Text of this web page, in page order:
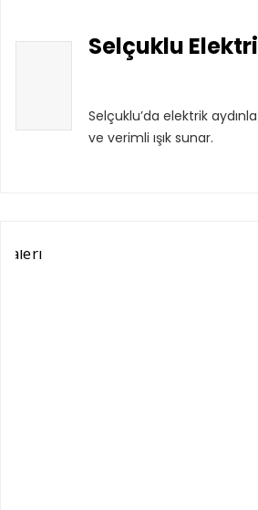
Selçuklu
Selçuklu’da elektrik
ve verimli ışık sunar.